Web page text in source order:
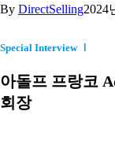
By DirectSelling2024
Special Interview Ⅰ
아돌프 프랑코
회장